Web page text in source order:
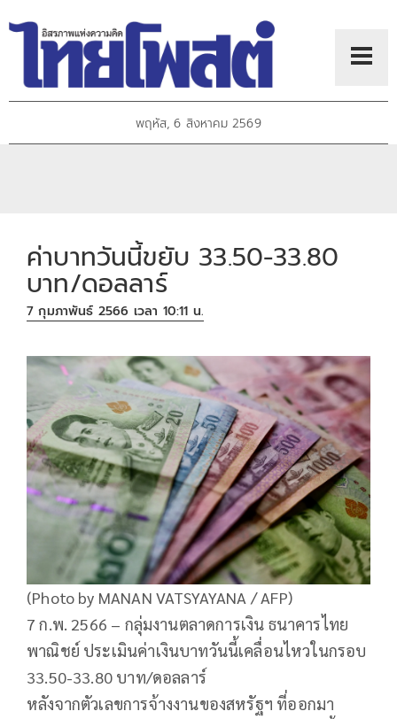
พฤหัส, 6 สิงหาคม 2569
ค่าบาทวันนี้ขยับ 33.50-33.80
บาท/ดอลลาร์
7 กุมภาพันธ์ 2566 เวลา 10:11 น.
(Photo by MANAN VATSYAYANA / AFP)
7 ก.พ. 2566 – กลุ่มงานตลาดการเงิน ธนาคารไทย
พาณิชย์ ประเมินค่าเงินบาทวันนี้เคลื่อนไหวในกรอบ
33.50-33.80 บาท/ดอลลาร์
หลังจากตัวเลขการจ้างงานของสหรัฐฯ ที่ออกมา